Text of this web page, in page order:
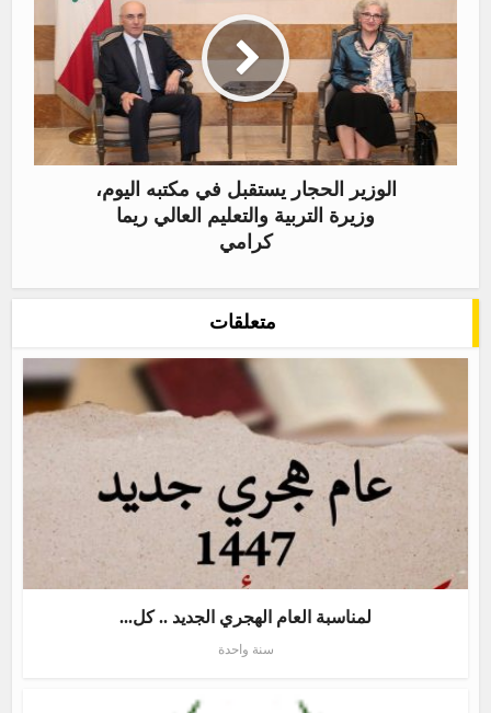
الوزير الحجار يستقبل في مكتبه اليوم،
وزيرة التربية والتعليم العالي ريما
كرامي
متعلقات
لمناسبة العام الهجري الجديد .. كل...
سنة واحدة